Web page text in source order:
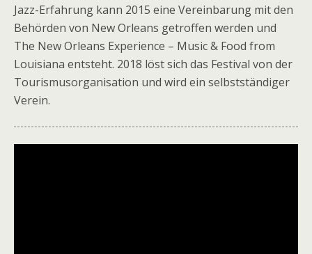
Jazz-Erfahrung kann 2015 eine Vereinbarung mit den
Behörden von New Orleans getroffen werden und
The New Orleans Experience – Music & Food from
Louisiana entsteht. 2018 löst sich das Festival von der
Tourismusorganisation und wird ein selbstständiger
Verein.